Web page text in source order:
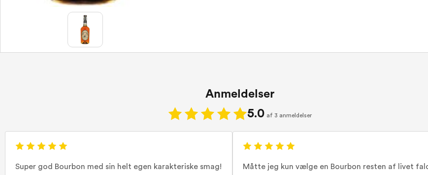
Anmeldelser
5.0 af 3 anmeldelser
Super god Bourbon med sin helt egen karakteriske smag!
Måtte jeg kun vælge en Bourbon resten af livet